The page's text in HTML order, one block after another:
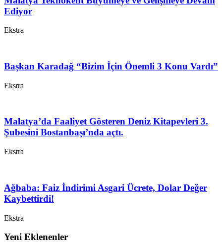
Ediyor
Ekstra
Başkan Karadağ “Bizim İçin Önemli 3 Konu Vardı”
Ekstra
Malatya’da Faaliyet Gösteren Deniz Kitapevleri 3.
Şubesini Bostanbaşı’nda açtı.
Ekstra
Ağbaba: Faiz İndirimi Asgari Ücrete, Dolar Değer
Kaybettirdi!
Ekstra
Yeni Eklenenler